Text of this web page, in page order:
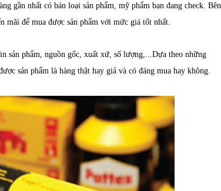
gần nhất có bán loại sản phẩm, mỹ phẩm bạn đang check. Bên
mãi để mua được sản phẩm với mức giá tốt nhất.
sản phẩm, nguồn gốc, xuất xứ, số lượng,...Dựa theo những
sản phẩm là hàng thật hay giả và có đáng mua hay không.